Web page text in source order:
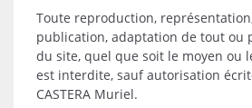
Toute reproduction,
publication, adaptation de tout ou
du site, quel que soit le moyen ou
est interdite, sauf autorisation
CASTERA Muriel.